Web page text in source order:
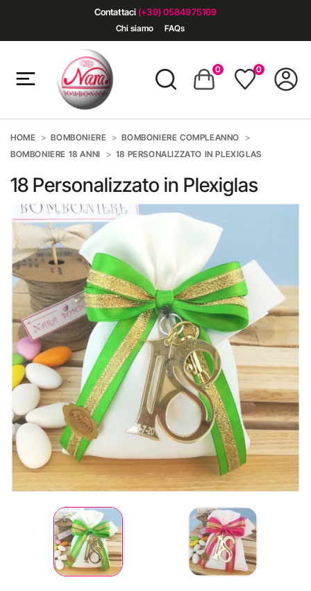
Contattaci (+39) 0584975169
Chi siamo FAQs
0 0
HOME BOMBONIERE
BOMBONIERE COMPLEANNO
BOMBONIERE 18 ANNI
18 PERSONALIZZATO IN PLEXIGLAS
18 Personalizzato in Plexiglas